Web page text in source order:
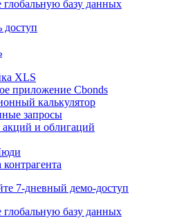
глобальную базу данных
доступ
XLS
приложение Cbonds
калькулятор
запросы
и облигаций
7-дневный демо-доступ
глобальную базу данных